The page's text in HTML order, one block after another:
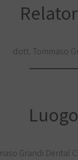
dott. Tommaso
Luogo
Grandi Dental